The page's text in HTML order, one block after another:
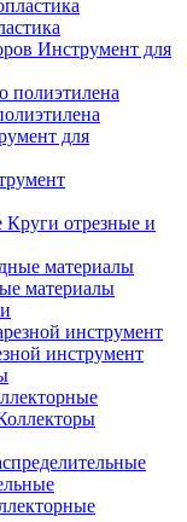
Инструмент для
для
Круги отрезные и
материалы
инструмент